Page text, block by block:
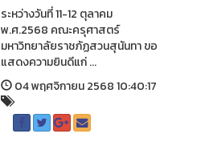
ระหว่างวันที่ 11-12 ตุลาคม
พ.ศ.2568 คณะครุศาสตร์
มหาวิทยาลัยราชภัฏสวนสุนันทา ขอ
แสดงความยินดีแก่ ...
04 พฤศจิกายน 2568 10:40:17